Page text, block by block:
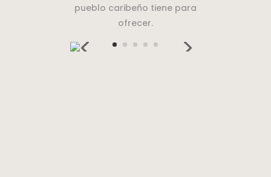
pueblo caribeño tiene para
ofrecer.